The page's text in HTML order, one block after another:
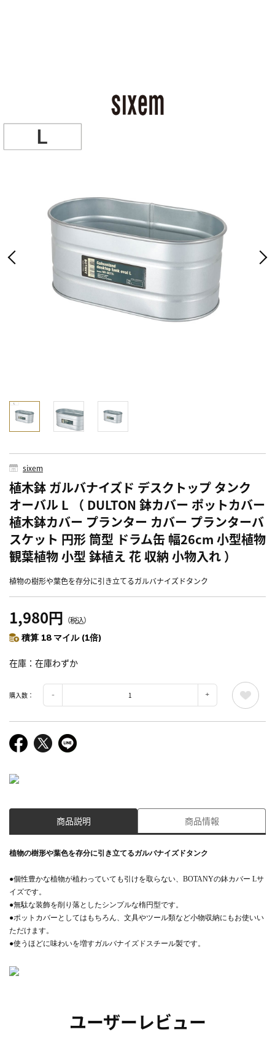
sixem
植木鉢 ガルバナイズド デスクトップ タンク
オーバル L （ DULTON 鉢カバー ポットカバー
植木鉢カバー プランター カバー プランターバ
スケット 円形 筒型 ドラム缶 幅26cm 小型植物
観葉植物 小型 鉢植え 花 収納 小物入れ ）
植物の樹形や葉色を存分に引き立てるガルバナイズドタンク
1,980円 （税込）
積算 18 マイル (1倍)
在庫 在庫わずか
購入数：
商品説明 商品情報
植物の樹形や葉色を存分に引き立てるガルバナイズドタンク
●個性豊かな植物が植わっていても引けを取らない、BOTANYの鉢カバー Lサ
イズです。
●無駄な装飾を削り落としたシンプルな楕円型です。
●ポットカバーとしてはもちろん、文具やツール類など小物収納にもお使いい
ただけます。
●使うほどに味わいを増すガルバナイズドスチール製です。
ユーザーレビュー